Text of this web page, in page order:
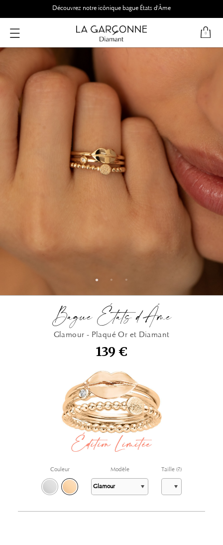
Découvrez notre icônique bague États d'Âme
Bague États d'Âme
Glamour - Plaqué Or et Diamant
139 €
Couleur Modèle Taille (?)